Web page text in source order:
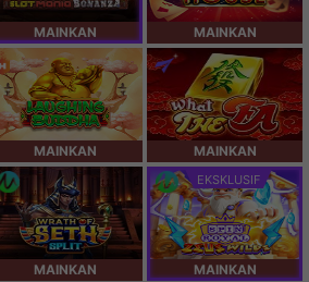
MAINKAN MAINKAN
MAINKAN MAINKAN
MAINKAN
EKSKLUSIF
MAINKAN